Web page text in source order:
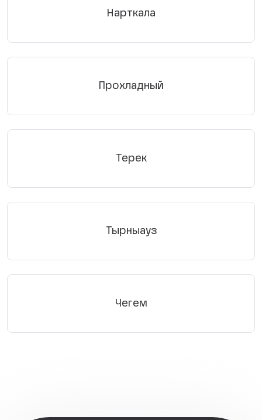
Нарткала
Прохладный
Терек
Тырныауз
Чегем